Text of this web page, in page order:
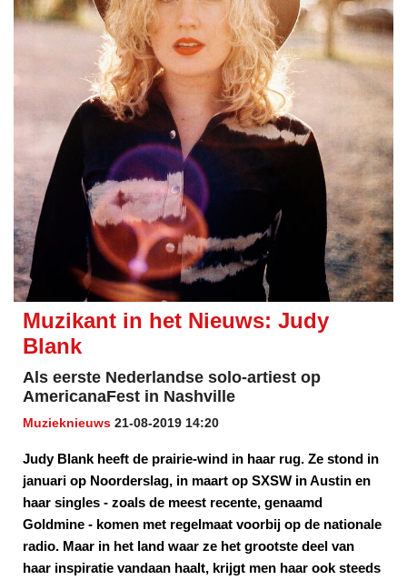
Muzikant in het Nieuws: Judy
Blank
Als eerste Nederlandse solo-artiest op
AmericanaFest in Nashville
Muzieknieuws 21-08-2019 14:20
Judy Blank heeft de prairie-wind in haar rug. Ze stond in
januari op Noorderslag, in maart op SXSW in Austin en
haar singles - zoals de meest recente, genaamd
Goldmine - komen met regelmaat voorbij op de nationale
radio. Maar in het land waar ze het grootste deel van
haar inspiratie vandaan haalt, krijgt men haar ook steeds